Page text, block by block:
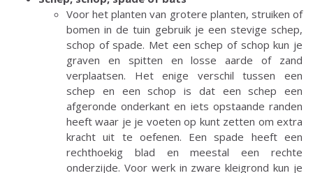
Voor het planten van grotere planten, struiken of
bomen in de tuin gebruik je een stevige schep,
schop of spade. Met een schep of schop kun je
graven en spitten en losse aarde of zand
verplaatsen. Het enige verschil tussen een
schep en een schop is dat een schep een
afgeronde onderkant en iets opstaande randen
heeft waar je je voeten op kunt zetten om extra
kracht uit te oefenen. Een spade heeft een
rechthoekig blad en meestal een rechte
onderzijde. Voor werk in zware kleigrond kun je